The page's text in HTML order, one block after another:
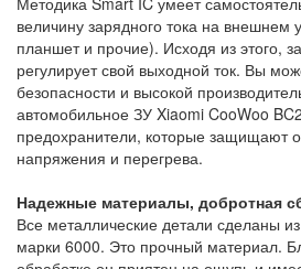
величину зарядного тока на внешнем
планшет и прочие). Исходя из этого,
регулирует свой выходной ток. Вы
безопасности и высокой
автомобильное ЗУ Xiaomi CooWoo
предохранители, которые защищают
напряжения и перегрева.
Надежные материалы, добротная
Все металлические детали сделаны
марки 6000. Это прочный материал.